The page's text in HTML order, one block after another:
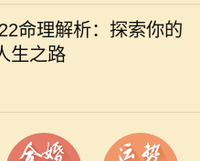
命理解析：探索你的
生之路
独特的秘密。对于出生于
22日的人来说，他们的命
生道路又有什么样的特别